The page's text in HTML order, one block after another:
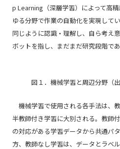
p Learning（深層学習）によって高
ゆる分野で作業の自動化を実現して
同じように認識・理解し、自ら考え
ボットを指し、まだまだ研究段階であ
図１．機械学習と周辺分野（
機械学習で使用される各手法は、
半教師付き学習に大別される。教師
の対応がある学習データから共通パ
方、教師なし学習は、データとラベ